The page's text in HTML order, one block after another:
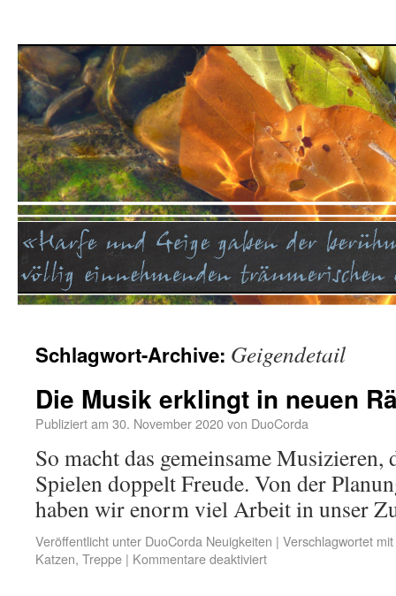
Schlagwort-Archive: Geigendetail
Die Musik erklingt in neuen
Publiziert am 30. November 2020von DuoCorda
So macht das gemeinsame
Spielen doppelt Freude. Von der
haben wir enorm viel Arbeit in unser
Veröffentlicht unter DuoCorda Neuigkeiten | Verschlagwortet mit
Katzen, Treppe | Kommentare deaktiviert